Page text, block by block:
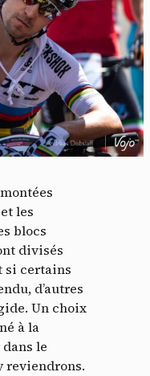
les
blocs
divisés
si certains
d’autres
Un choix
à la
dans le
reviendrons.